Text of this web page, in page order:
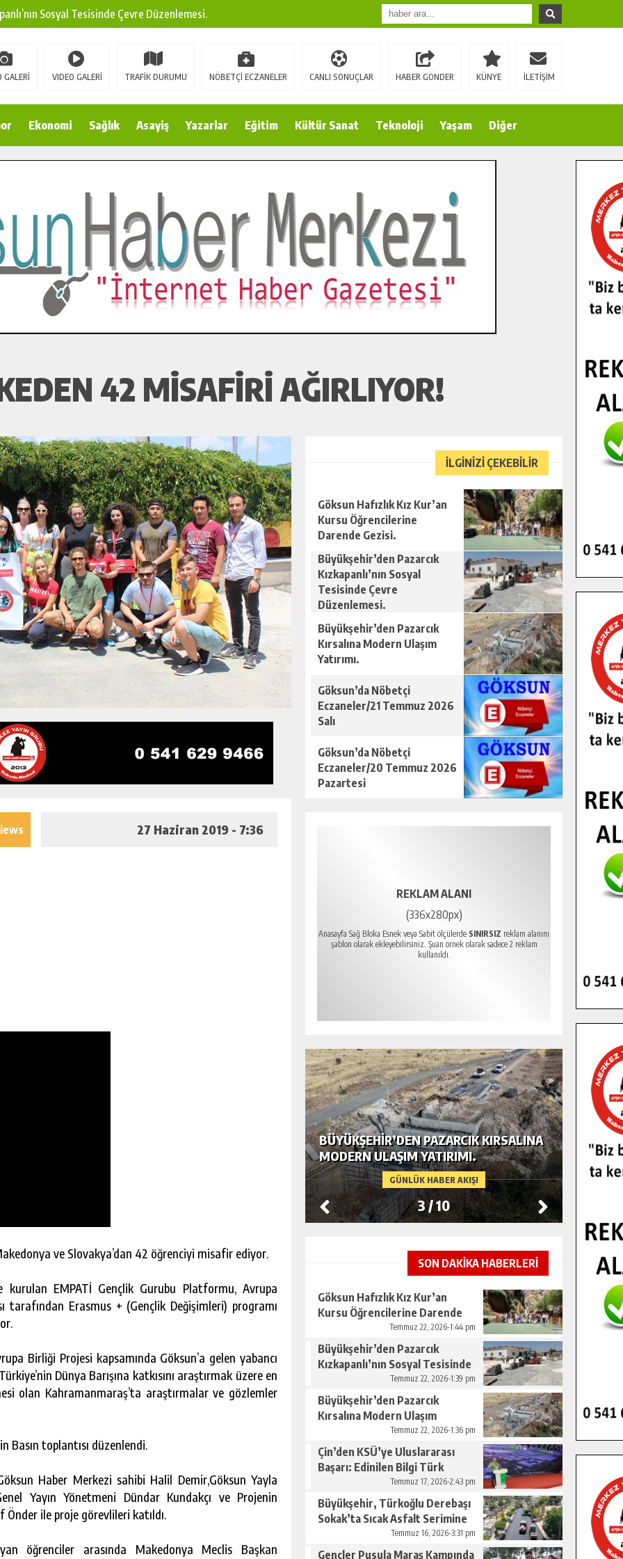
Modern Ulaşım Yatırımı.
Edinilen Bilgi Türk Tarımına Katkı Sağlayacak.
Sıcak Asfalt Serimine Başladı.
DUALARLA ANILDI.
GALERİ VIDEO GALERİ TRAFİK DURUMU NÖBETÇİ ECZANELER CANLI SONUÇLAR HABER GÖNDER KÜNYE İLETİŞİM
Ekonomi Sağlık Asayiş Yazarlar Eğitim Kültür Sanat Teknoloji Yaşam Diğer
42 MISAFIRI AĞIRLIYOR!
27 Haziran 2019 - 7:36
ve Slovakya’dan 42 öğrenciyi misafir ediyor.
kurulan EMPATİ Gençlik Gurubu Platformu, Avrupa
tarafından Erasmus + (Gençlik Değişimleri) programı
Birliği Projesi kapsamında Göksun’a gelen yabancı
Dünya Barışına katkısını araştırmak üzere en
olan Kahramanmaraş’ta araştırmalar ve gözlemler
Basın toplantısı düzenlendi.
Haber Merkezi sahibi Halil Demir,Göksun Yayla
Yayın Yönetmeni Dündar Kundakçı ve Projenin
ile proje görevlileri katıldı.
öğrenciler arasında Makedonya Meclis Başkan
İLGİNİZİ ÇEKEBİLİR
Göksun Hafızlık Kız Kur’an
Kursu Öğrencilerine
Darende Gezisi.
Büyükşehir’den Pazarcık
Kızkapanlı’nın Sosyal
Tesisinde Çevre
Düzenlemesi.
Büyükşehir’den Pazarcık
Kırsalına Modern Ulaşım
Yatırımı.
Göksun’da Nöbetçi
Eczaneler/21 Temmuz 2026
Salı
Göksun’da Nöbetçi
Eczaneler/20 Temmuz 2026
Pazartesi
REKLAM ALANI
(336x280px)
Anasayfa Sağ Bloka Esnek veya Sabit ölçülerde SINIRSIZ reklam alanını
şablon olarak ekleyebilirsiniz. Şuan örnek olarak sadece 2 reklam
kullanıldı.
GÜNLÜK HABER AKIŞI
BÜYÜKŞEHIR’DEN PAZARCIK KIRSALINA
MODERN ULAŞIM YATIRIMI.
3/10
SON DAKİKA HABERLERİ
Göksun Hafızlık Kız Kur’an
Kursu Öğrencilerine Darende
Temmuz 22, 2026-1:44 pm
Büyükşehir’den Pazarcık
Kızkapanlı’nın Sosyal Tesisinde
Çevre Düzenlemesi.Temmuz 22, 2026-1:39 pm
Büyükşehir’den Pazarcık
Kırsalına Modern Ulaşım
Temmuz 22, 2026-1:36 pm
Çin’den KSÜ’ye Uluslararası
Başarı: Edinilen Bilgi Türk
Tarımına Katkı Sağlayacak.
Temmuz 17, 2026-2:43 pm
Büyükşehir, Türkoğlu Derebaşı
Sokak’ta Sıcak Asfalt Serimine
Temmuz 16, 2026-3:31 pm
Gençler Pusula Maraş Kampında